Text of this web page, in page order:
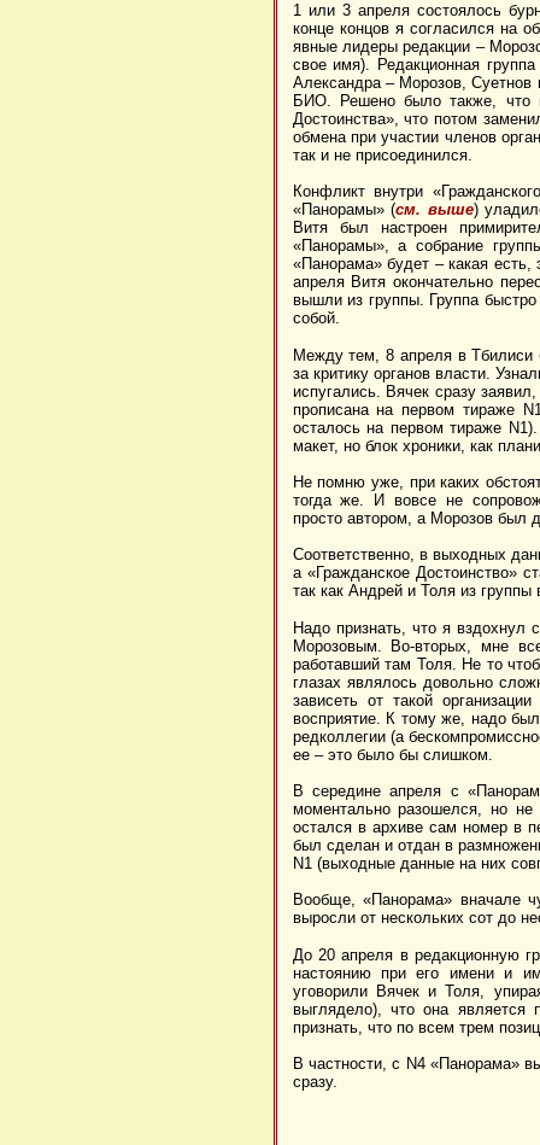
1 или 3 апреля состоялось
конце концов я согласился на
явные лидеры редакции –
свое имя). Редакционная
Александра – Морозов, Суетнов
БИО. Решено было также, что
Достоинства», что потом
обмена при участии членов
так и не присоединился.
Конфликт внутри
«Панорамы» (см. выше)
Витя был настроен
«Панорамы», а собрание
«Панорама» будет – какая
апреля Витя окончательно
вышли из группы. Группа
собой.
Между тем, 8 апреля в Тбилиси
за критику органов власти.
испугались. Вячек сразу
прописана на первом тираже
осталось на первом тираже
макет, но блок хроники, как
Не помню уже, при каких
тогда же. И вовсе не
просто автором, а Морозов был
Соответственно, в выходных
а «Гражданское Достоинство»
так как Андрей и Толя из
Надо признать, что я вздохнул
Морозовым. Во-вторых, мне
работавший там Толя. Не то
глазах являлось довольно
зависеть от такой
восприятие. К тому же, надо
редколлегии (а
ее – это было бы слишком.
В середине апреля с
моментально разошелся, но
остался в архиве сам номер в
был сделан и отдан в
N1 (выходные данные на них
Вообще, «Панорама» вначале
выросли от нескольких сот до
До 20 апреля в редакционную
настоянию при его имени и
уговорили Вячек и Толя,
выглядело), что она
признать, что по всем трем
В частности, с N4 «Панорама»
сразу.